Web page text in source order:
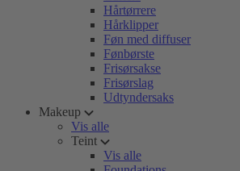
Hårtørrere
Hårklipper
Føn med diffuser
Fønbørste
Frisørsakse
Frisørslag
Udtyndersaks
Makeup
Vis alle
Teint
Vis alle